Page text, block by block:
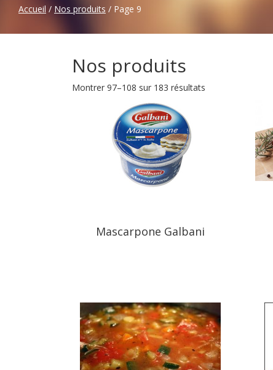
Accueil / Nos produits / Page 9
Nos produits
Montrer 97–108 sur 183 résultats
Mascarpone Galbani